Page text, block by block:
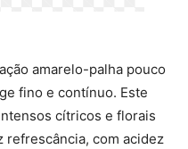
amarelo-palha pouco
fino e contínuo. Este
cítricos e florais
refrescância, com acidez